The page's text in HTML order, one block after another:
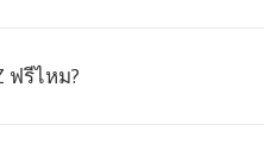
ฟรีไหม?